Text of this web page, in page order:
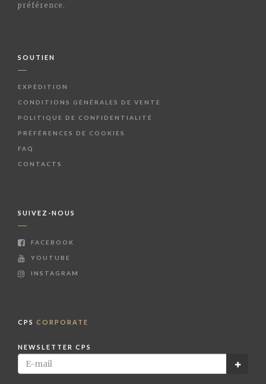
préférence.
SOUTIEN
EXPÉDITION
CONDITIONS GÉNÉRALES DE VENTE
POLITIQUE DE CONFIDENTIALITÉ
PRÉFÉRENCES DE COOKIES
FAQ
CONTACTS
SUIVEZ-NOUS
FACEBOOK
YOUTUBE
INSTAGRAM
CPS CORPORATE
NEWSLETTER CPS